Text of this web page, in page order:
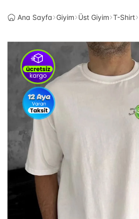
Ana Sayfa Giyim Üst Giyim T-Shirt